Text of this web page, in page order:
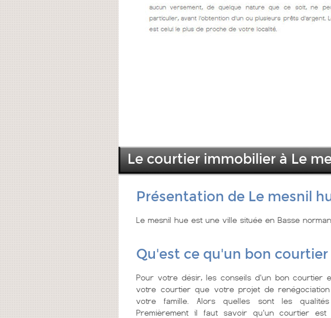
Le courtier immobilier à Le
Présentation de Le mesnil
Le mesnil hue est une ville située en Basse
Qu'est ce qu'un bon courtier
Pour votre désir, les conseils d'un bon courtier
votre courtier que votre projet de
votre famille. Alors quelles sont les
Premièrement il faut savoir qu'un courtier